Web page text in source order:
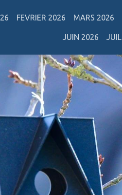
FEVRIER 2026 MARS 2026
JUIN 2026